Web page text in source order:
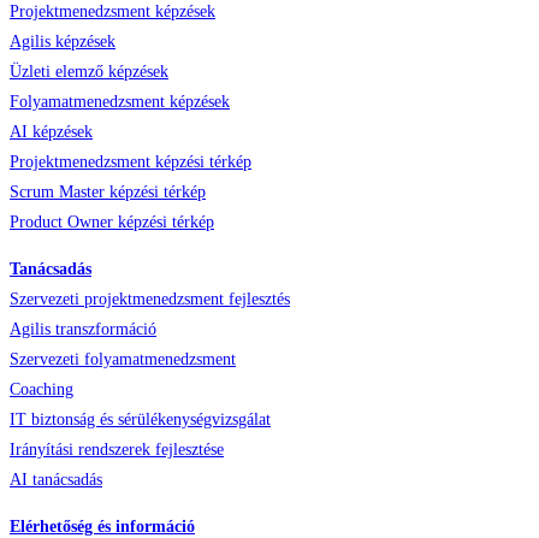
Projektmenedzsment képzések
Agilis képzések
Üzleti elemző képzések
Folyamatmenedzsment képzések
AI képzések
Projektmenedzsment képzési térkép
Scrum Master képzési térkép
Product Owner képzési térkép
Tanácsadás
Szervezeti projektmenedzsment fejlesztés
Agilis transzformáció
Szervezeti folyamatmenedzsment
Coaching
IT biztonság és sérülékenységvizsgálat
Irányítási rendszerek fejlesztése
AI tanácsadás
Elérhetőség és információ